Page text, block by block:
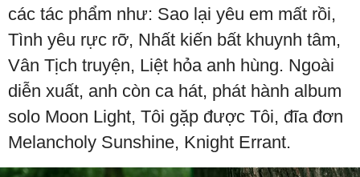
các tác phẩm như: Sao lại yêu em mất rồi,
Tình yêu rực rỡ, Nhất kiến bất khuynh tâm,
Vân Tịch truyện, Liệt hỏa anh hùng. Ngoài
diễn xuất, anh còn ca hát, phát hành album
solo Moon Light, Tôi gặp được Tôi, đĩa đơn
Melancholy Sunshine, Knight Errant.